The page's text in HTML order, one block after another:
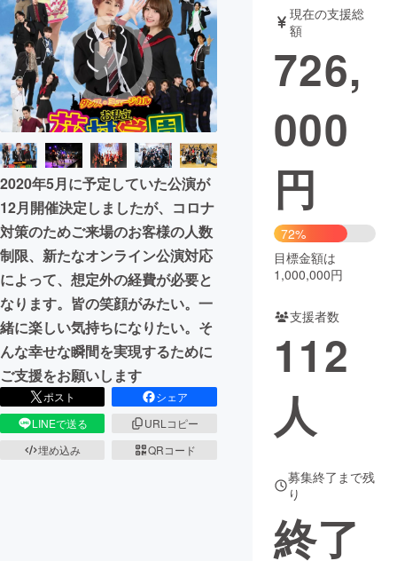
テクノロジー・ガジェット ゲーム・サ
映像・映画 書籍・雑誌
ビジネス・起業
まちづくり・地域活性化
CAMPFIRE for Social Good
CAMPFIRE Creation
CAMPFIREふるさと納税machi-ya コミュニティ
2020年5月に予定していた公演が
12月開催決定しましたが、コロナ
対策のためご来場のお客様の人数
制限、新たなオンライン公演対応
によって、想定外の経費が必要と
なります。皆の笑顔がみたい。一
緒に楽しい気持ちになりたい。そ
んな幸せな瞬間を実現するために
ご支援をお願いします
ポスト
シェア
LINEで送る
URLコピー
埋め込み
QRコード
現在の支援総
額
726,
000
円
72%
目標金額は
1,000,000円
支援者数
112
人
募集終了まで残
り
終了